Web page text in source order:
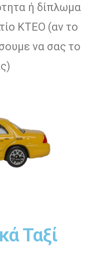
ή δίπλωμα
ΚΤΕΟ (αν το
να σας το
Ταξί